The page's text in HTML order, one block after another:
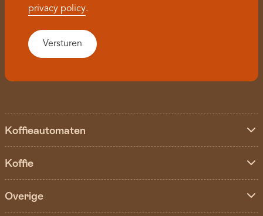
privacy policy.
Koffieautomaten
Koffie
Overige